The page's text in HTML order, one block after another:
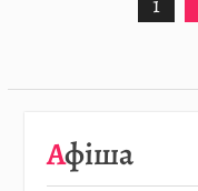
Афіша